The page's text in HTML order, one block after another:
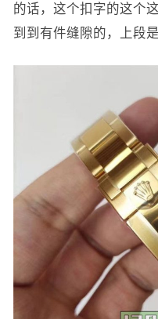
的话，这个扣字的这个
到到有件缝隙的，上段